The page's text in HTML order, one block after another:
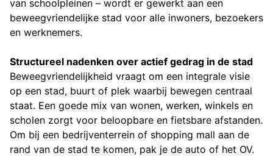
van schoolpleinen – wordt er gewerkt aan een
beweegvriendelijke stad voor alle inwoners, bezoekers
en werknemers.
Structureel nadenken over actief gedrag in de stad
Beweegvriendelijkheid vraagt om een integrale visie
op een stad, buurt of plek waarbij bewegen centraal
staat. Een goede mix van wonen, werken, winkels en
scholen zorgt voor beloopbare en fietsbare afstanden.
Om bij een bedrijventerrein of shopping mall aan de
rand van de stad te komen, pak je de auto of het OV.